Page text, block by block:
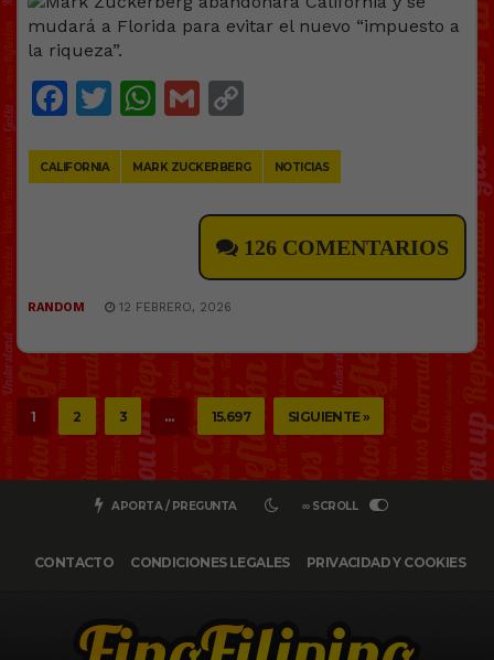
Facebook
Twitter
WhatsApp
Gmail
CALIFORNIA MARK ZUCKERBERG NOTICIAS
126 COMENTARIOS
RANDOM 12 FEBRERO, 2026
1 2 3 … 15.697 SIGUIENTE »
APORTA / PREGUNTA ∞ SCROLL
CONTACTO CONDICIONES LEGALES PRIVACIDAD Y COOKIES